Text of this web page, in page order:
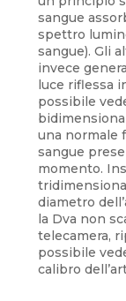
sangue
spettro
sangue). Gli
invece
luce riflessa
possibile
una normale
sangue
momento.
diametro
la Dva non
telecamera,
possibile
calibro